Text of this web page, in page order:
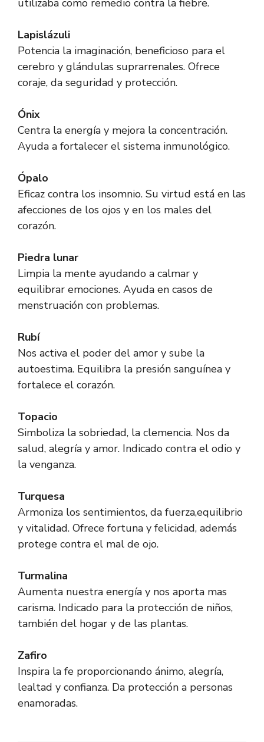
utilizaba como remedio contra la fiebre.
Lapislázuli
Potencia la imaginación, beneficioso para el
cerebro y glándulas suprarrenales. Ofrece
coraje, da seguridad y protección.
Ónix
Centra la energía y mejora la concentración.
Ayuda a fortalecer el sistema inmunológico.
Ópalo
Eficaz contra los insomnio. Su virtud está en las
afecciones de los ojos y en los males del
corazón.
Piedra lunar
Limpia la mente ayudando a calmar y
equilibrar emociones. Ayuda en casos de
menstruación con problemas.
Rubí
Nos activa el poder del amor y sube la
autoestima. Equilibra la presión sanguínea y
fortalece el corazón.
Topacio
Simboliza la sobriedad, la clemencia. Nos da
salud, alegría y amor. Indicado contra el odio y
la venganza.
Turquesa
Armoniza los sentimientos, da fuerza,equilibrio
y vitalidad. Ofrece fortuna y felicidad, además
protege contra el mal de ojo.
Turmalina
Aumenta nuestra energía y nos aporta mas
carisma. Indicado para la protección de niños,
también del hogar y de las plantas.
Zafiro
Inspira la fe proporcionando ánimo, alegría,
lealtad y confianza. Da protección a personas
enamoradas.